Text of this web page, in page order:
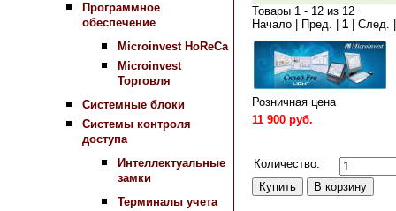
Программное
обеспечение
Microinvest HoReCa
Microinvest
Торговля
Системные блоки
Системы контроля
доступа
Интеллектуальные
замки
Терминалы учета
Товары 1 - 12 из 12
Начало | Пред. | 1 | След.
Розничная цена
11 900 руб.
Количество: